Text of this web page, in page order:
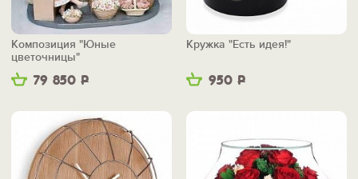
79 850 Р
Композиция "Юные
цветочницы"
950 Р
Кружка "Есть идея!"